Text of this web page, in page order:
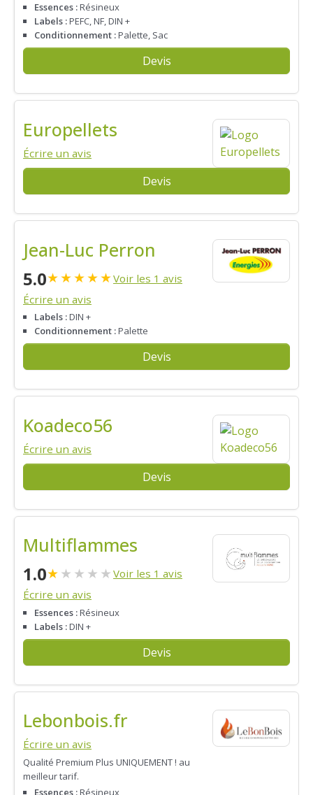
Essences :Résineux
Labels :PEFC, NF, DIN +
Conditionnement :Palette, Sac
Devis
Europellets
Écrire un avis
Devis
Jean-Luc Perron
5.0★★★★★Voir les 1 avis
Écrire un avis
Labels :DIN +
Conditionnement :Palette
Devis
Koadeco56
Écrire un avis
Devis
Multiflammes
1.0★★ ★ ★ ★ Voir les 1 avis
Écrire un avis
Essences :Résineux
Labels :DIN +
Devis
Lebonbois.fr
Écrire un avis
Qualité Premium Plus UNIQUEMENT ! au
meilleur tarif.
Essences :Résineux